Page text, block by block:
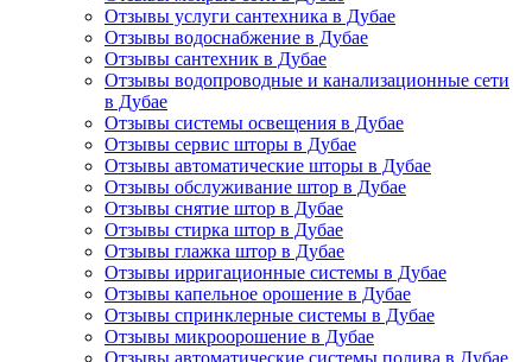
Отзывы услуги сантехника в Дубае
Отзывы водоснабжение в Дубае
Отзывы сантехник в Дубае
Отзывы водопроводные и канализационные сети
в Дубае
Отзывы системы освещения в Дубае
Отзывы сервис шторы в Дубае
Отзывы автоматические шторы в Дубае
Отзывы обслуживание штор в Дубае
Отзывы снятие штор в Дубае
Отзывы стирка штор в Дубае
Отзывы глажка штор в Дубае
Отзывы ирригационные системы в Дубае
Отзывы капельное орошение в Дубае
Отзывы спринклерные системы в Дубае
Отзывы микроорошение в Дубае